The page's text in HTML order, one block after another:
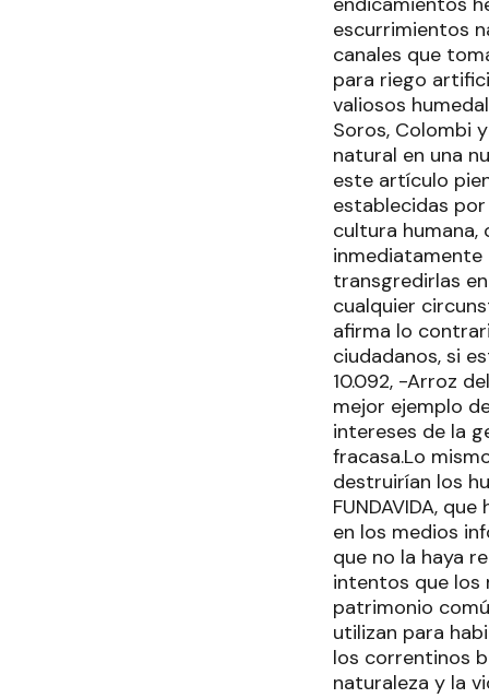
escurrimientos
canales que
para riego
valiosos
Soros, Colombi
natural en una
este artículo
establecidas
cultura
inmediatamente
transgredirlas
cualquier
afirma lo
ciudadanos, si
10.092, -Arroz
mejor ejemplo
intereses de la
fracasa.Lo
destruirían los
FUNDAVIDA,
en los medios
que no la haya
intentos que los
patrimonio
utilizan para
los correntinos
naturaleza y la